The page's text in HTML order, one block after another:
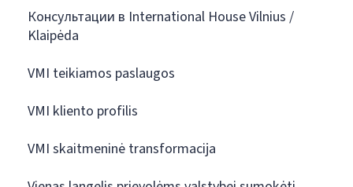
Консультации в International House Vilnius /
Klaipėda
VMI teikiamos paslaugos
VMI kliento profilis
VMI skaitmeninė transformacija